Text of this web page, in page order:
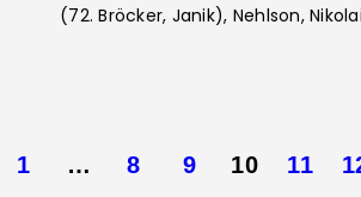
(72. Bröcker, Janik), Nehlson,
PAGE
1 … PAGE
8 PAGE
9 PAGE
10 PAGE
11